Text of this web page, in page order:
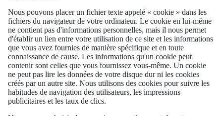
Nous pouvons placer un fichier texte appelé « cookie » dans les
fichiers du navigateur de votre ordinateur. Le cookie en lui-même
ne contient pas d'informations personnelles, mais il nous permet
d'établir un lien entre votre utilisation de ce site et les informations
que vous avez fournies de manière spécifique et en toute
connaissance de cause. Les informations qu'un cookie peut
contenir sont celles que vous fournissez vous-même. Un cookie
ne peut pas lire les données de votre disque dur ni les cookies
créés par un autre site. Nous utilisons des cookies pour suivre les
habitudes de navigation des utilisateurs, les impressions
publicitaires et les taux de clics.